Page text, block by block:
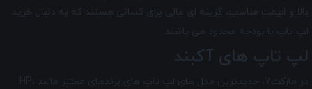
بالا و قیمت مناسب، گزینه ‌ای عالی برای کسانی هستند که به دنبال خرید
لپ تاپ با بودجه محدود می‌ باشند.
لپ تاپ های آکبند
در مارکت7، جدیدترین مدل های لپ تاپ های برندهای معتبر مانند HP،